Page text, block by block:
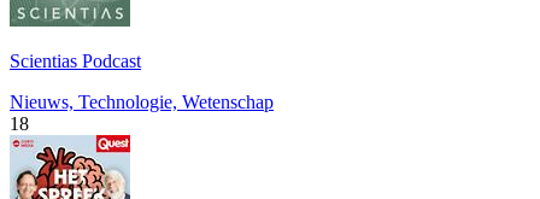
Scientias Podcast
Nieuws, Technologie, Wetenschap
18